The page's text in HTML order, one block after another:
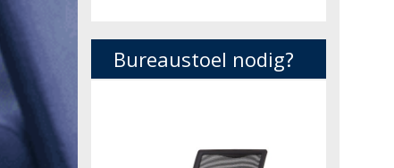
Bureaustoel nodig?